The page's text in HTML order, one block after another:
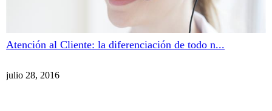
Atención al Cliente: la diferenciación de todo n...
julio 28, 2016